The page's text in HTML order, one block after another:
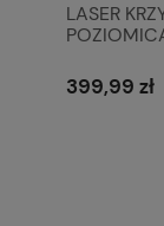
LASER
399,99 zł